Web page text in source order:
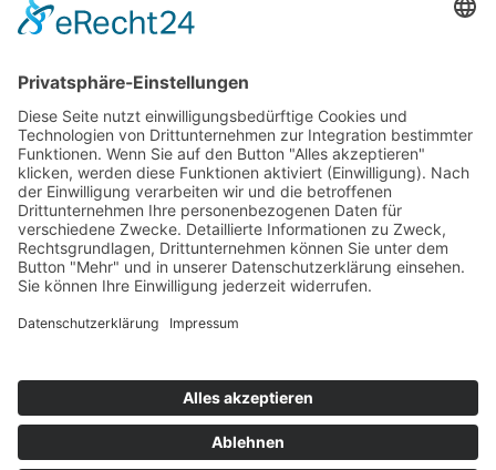
office@behindertenanwalt.gv.at
zurück
© 2025 ÖZIV Bundesverband – Alle Rechte vorbehalten
Home
Kontakt
Barrierefreiheitserklärung
Datenschutz
Impressum